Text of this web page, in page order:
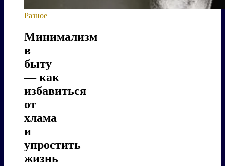
Разное
Минимализм
в
быту
— как
избавиться
от
хлама
и
упростить
жизнь